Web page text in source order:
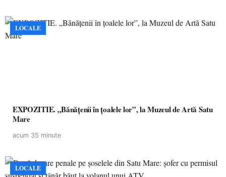
LOCALE
EXPOZITIE. „Bănățenii în țoalele lor”, la Muzeul de Artă Satu
Mare
acum 35 minute
LOCALE